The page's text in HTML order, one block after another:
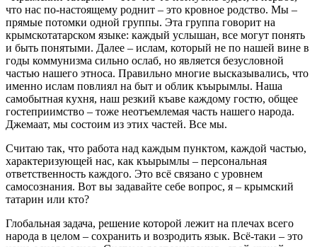
что нас по-настоящему роднит – это кровное родство. Мы –
прямые потомки одной группы. Эта группа говорит на
крымскотатарском языке: каждый услышан, все могут понять
и быть понятыми. Далее – ислам, который не по нашей вине в
годы коммунизма сильно ослаб, но является безусловной
частью нашего этноса. Правильно многие высказывались, что
именно ислам повлиял на быт и облик къырымлы. Наша
самобытная кухня, наш резкий къаве каждому гостю, общее
гостеприимство – тоже неотъемлемая часть нашего народа.
Джемаат, мы состоим из этих частей. Все мы.
Считаю так, что работа над каждым пунктом, каждой частью,
характеризующей нас, как къырымлы – персональная
ответственность каждого. Это всё связано с уровнем
самосознания. Вот вы задавайте себе вопрос, я – крымский
татарин или кто?
Глобальная задача, решение которой лежит на плечах всего
народа в целом – сохранить и возродить язык. Всё-таки – это